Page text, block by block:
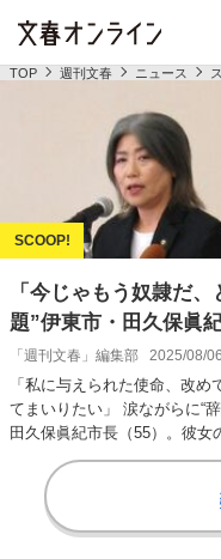
TOP 週刊文春 ニュース
「今じゃもう奴隷だ
題”伊東市・田久保眞
「週刊文春」編集部 2025/08/06
「私に与えられた使命、改
てまいりたい」 涙ながらに“
田久保眞紀市長（55）。彼
せした卒業証…